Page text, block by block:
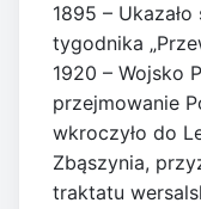
1895 –
tygodnika
1920 – Wojsko
przejmowanie
wkroczyło do
Zbąszynia,
traktatu